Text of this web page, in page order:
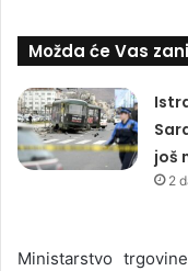
Možda će Vas
još
2
Ministarstvo